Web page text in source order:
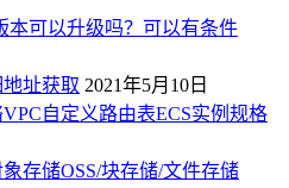
本可以升级吗？可以有条件
址获取 2021年5月10日
自定义路由表ECS实例规格
存储OSS/块存储/文件存储